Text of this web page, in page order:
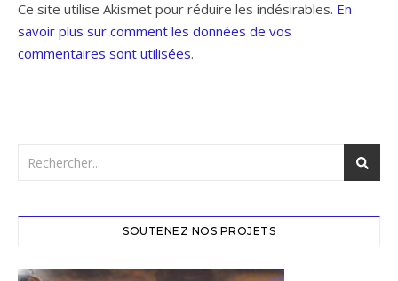
Ce site utilise Akismet pour réduire les indésirables. En
savoir plus sur comment les données de vos
commentaires sont utilisées.
SOUTENEZ NOS PROJETS